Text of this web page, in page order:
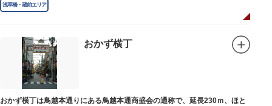
浅草橋・蔵前エリア
おかず横丁
おかず横丁は鳥越本通りにある鳥越本通商盛会の通称で、延長230ｍ、ほと